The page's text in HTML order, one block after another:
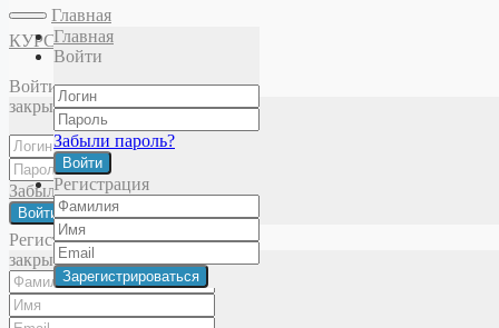
Главная
КУРСЫ
Войти
закрыть
Забыли пароль?
Войти
Регистрация
закрыть
Главная
Войти
Забыли пароль?
Войти
Регистрация
Главная
Подподъязычные мышцы
Публичная оферта
× закрыть
Пользовательское соглашение